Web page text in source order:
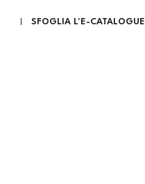
SFOGLIA L'E-CATALOGUE